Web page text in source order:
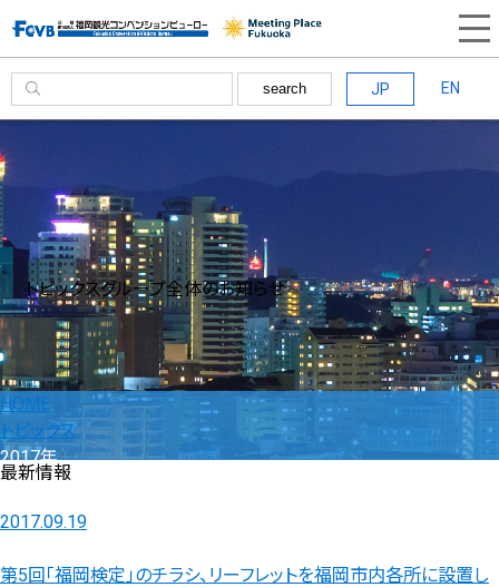
search JP EN
トピックスグループ全体のお知らせ
HOME
トピックス
2017年
最新情報
2017.09.19
第5回「福岡検定」のチラシ、リーフレットを福岡市内各所に設置し